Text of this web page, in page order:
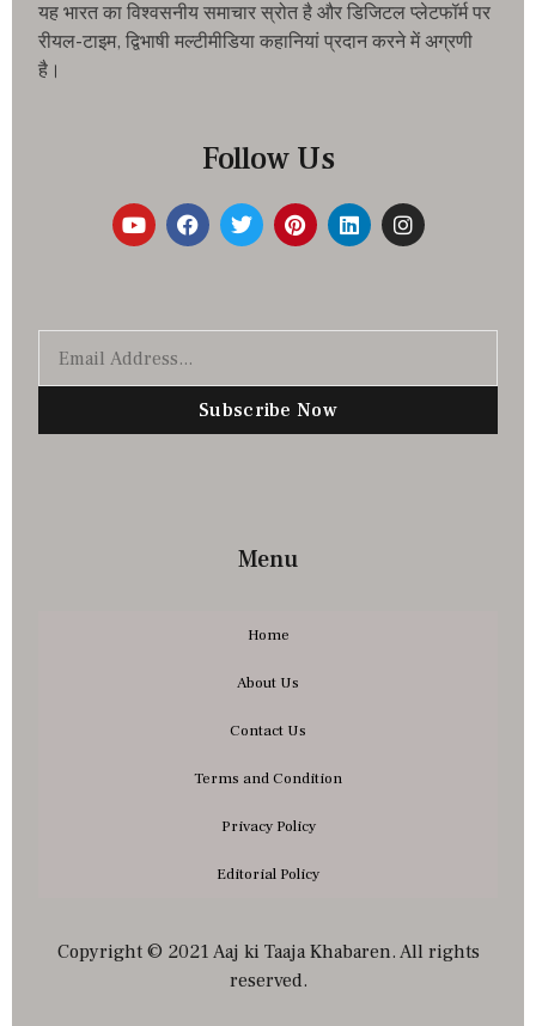
यह भारत का विश्वसनीय समाचार स्रोत है और डिजिटल प्लेटफॉर्म पर
रीयल-टाइम, द्विभाषी मल्टीमीडिया कहानियां प्रदान करने में अग्रणी
है।
Follow Us
Subscribe Now
Menu
Home
About Us
Contact Us
Terms and Condition
Privacy Policy
Editorial Policy
Copyright © 2021 Aaj ki Taaja Khabaren. All rights
reserved.